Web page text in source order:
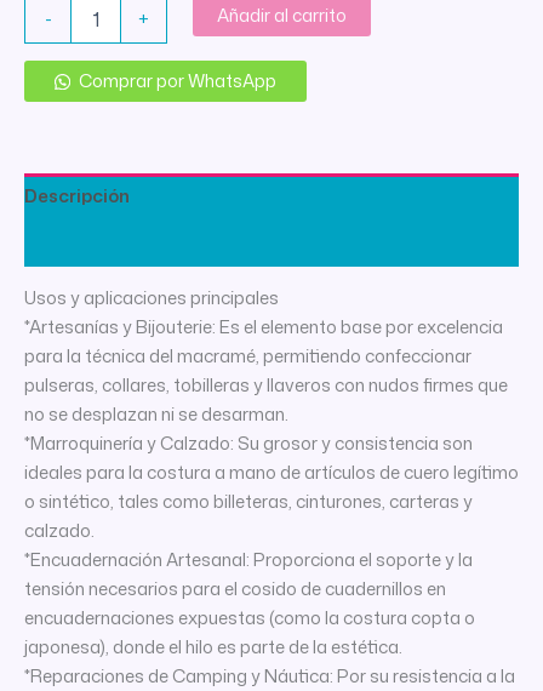
-
Encerado
70
+ Añadir al carrito
Comprar por WhatsApp
Descripción
Usos y aplicaciones principales
*Artesanías y Bijouterie: Es el elemento base por excelencia
para la técnica del macramé, permitiendo confeccionar
pulseras, collares, tobilleras y llaveros con nudos firmes que
no se desplazan ni se desarman.
*Marroquinería y Calzado: Su grosor y consistencia son
ideales para la costura a mano de artículos de cuero legítimo
o sintético, tales como billeteras, cinturones, carteras y
calzado.
*Encuadernación Artesanal: Proporciona el soporte y la
tensión necesarios para el cosido de cuadernillos en
encuadernaciones expuestas (como la costura copta o
japonesa), donde el hilo es parte de la estética.
*Reparaciones de Camping y Náutica: Por su resistencia a la